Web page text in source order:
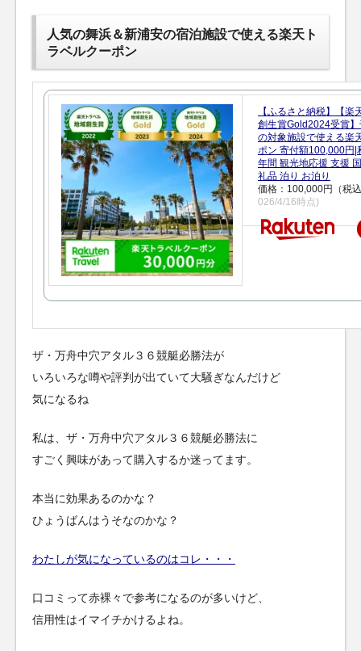
人気の舞浜＆新浦安の宿泊施設で使える楽天ト
ラベルクーポン
【ふるさと納税】【楽
創生賞Gold2024受賞
の対象施設で使える楽
ポン 寄付額100,000円|
年間 観光地応援 支援
礼品 泊り お泊り
価格：100,000円（税
026/4/16時点)
ザ・万舟中穴アタル３６競艇必勝法が
いろいろな噂や評判が出ていて大騒ぎなんだけど
気になるね
私は、ザ・万舟中穴アタル３６競艇必勝法に
すごく興味があって購入するか迷ってます。
本当に効果あるのかな？
ひょうばんはうそなのかな？
わたしが気になっているのはコレ・・・
口コミって赤裸々で参考になるのが多いけど、
信用性はイマイチかけるよね。